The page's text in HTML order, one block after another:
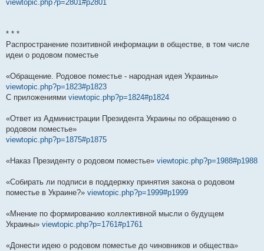
viewtopic.php?p=2801#p2801
* * *
Распространение позитивной информации в обществе, в том числе
идеи о родовом поместье
«Обращение. Родовое поместье - народная идея Украины»
viewtopic.php?p=1823#p1823
С приложениями viewtopic.php?p=1824#p1824
«Ответ из Администрации Президента Украины по обращению о
родовом поместье»
viewtopic.php?p=1875#p1875
«Наказ Президенту о родовом поместье» viewtopic.php?p=1988#p1988
«Собирать ли подписи в поддержку принятия закона о родовом
поместье в Украине?» viewtopic.php?p=1999#p1999
«Мнение по формированию коллективной мысли о будущем
Украины» viewtopic.php?p=1761#p1761
«Донести идею о родовом поместье до чиновников и общества»